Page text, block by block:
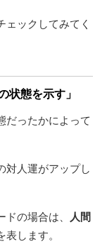
ックしてみてく
状態を示す」
だったかによって
対人運がアップし
の場合は、 人間
表します。